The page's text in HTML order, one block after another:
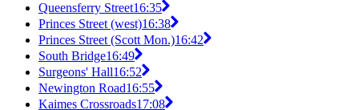
Queensferry Street16:35
Princes Street (west)16:38
Princes Street (Scott Mon.)16:42
South Bridge16:49
Surgeons' Hall16:52
Newington Road16:55
Kaimes Crossroads17:08